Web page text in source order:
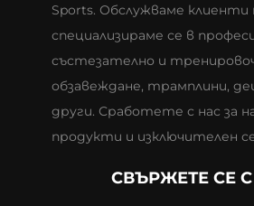
Sports. Обслужваме клиенти
специализираме се в
състезателно и
обзавеждане, трамплини,
други. Сработете с нас за
продукти и изключителен
СВЪРЖЕТЕ СЕ